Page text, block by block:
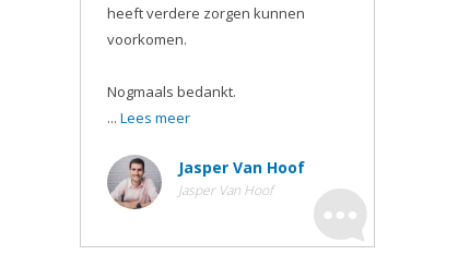
heeft verdere zorgen kunnen
voorkomen.
Nogmaals bedankt.
... Lees meer
Jasper Van Hoof
Jasper Van Hoof